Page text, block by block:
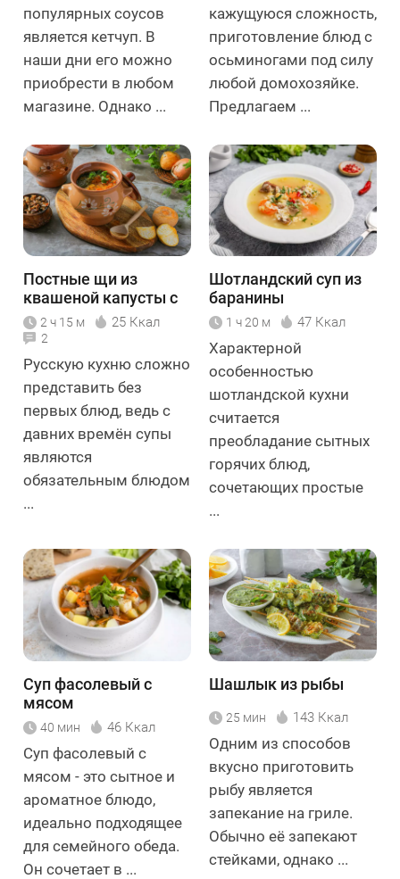
популярных соусов
является кетчуп. В
наши дни его можно
приобрести в любом
магазине. Однако ...
кажущуюся сложность,
приготовление блюд с
осьминогами под силу
любой домохозяйке.
Предлагаем ...
Постные щи из
квашеной капусты с
грибами
2 ч 15 м 25 Ккал
2
Русскую кухню сложно
представить без
первых блюд, ведь с
давних времён супы
являются
обязательным блюдом
...
Шотландский суп из
баранины
1 ч 20 м 47 Ккал
Характерной
особенностью
шотландской кухни
считается
преобладание сытных
горячих блюд,
сочетающих простые
...
Суп фасолевый с
мясом
40 мин 46 Ккал
Суп фасолевый с
мясом - это сытное и
ароматное блюдо,
идеально подходящее
для семейного обеда.
Он сочетает в ...
Шашлык из рыбы
25 мин 143 Ккал
Одним из способов
вкусно приготовить
рыбу является
запекание на гриле.
Обычно её запекают
стейками, однако ...